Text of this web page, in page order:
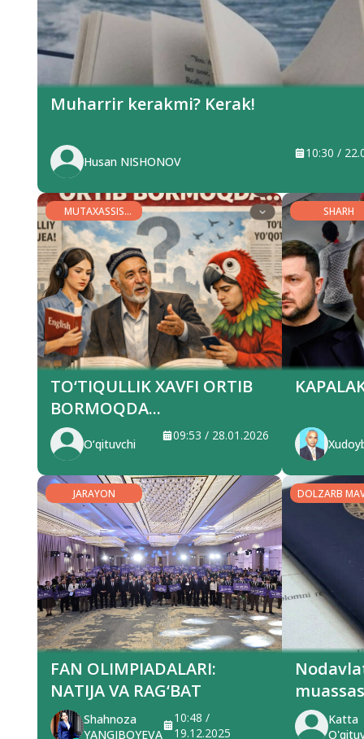
Muharrir kerakmi? Kerak!
Husan NISHONOV
10:30 /
MUTAXASSIS
MINBARI
TO‘TIQULLIK XAVFI ORTIB
BORMOQDA...
O‘qituvchi
09:53 / 28.01.2026
SHARH
JARAYON
FAN OLIMPIADALARI:
NATIJA VA RAG‘BAT
Shahnoza
YANGIBOYEVA
10:48 /
19.12.2025
DOLZARB
Katta